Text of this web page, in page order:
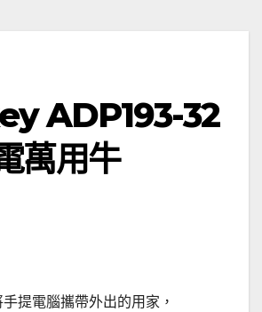
ADP193-32
萬用牛
提電腦攜帶外出的用家，